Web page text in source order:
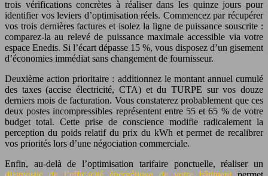
trois vérifications concrètes à réaliser dans les quinze jours pour
identifier vos leviers d’optimisation réels. Commencez par récupérer
vos trois dernières factures et isolez la ligne de puissance souscrite :
comparez-la au relevé de puissance maximale accessible via votre
espace Enedis. Si l’écart dépasse 15 %, vous disposez d’un gisement
d’économies immédiat sans changement de fournisseur.
Deuxième action prioritaire : additionnez le montant annuel cumulé
des taxes (accise électricité, CTA) et du TURPE sur vos douze
derniers mois de facturation. Vous constaterez probablement que ces
deux postes incompressibles représentent entre 55 et 65 % de votre
budget total. Cette prise de conscience modifie radicalement la
perception du poids relatif du prix du kWh et permet de recalibrer
vos priorités lors d’une négociation commerciale.
Enfin, au-delà de l’optimisation tarifaire ponctuelle, réaliser un